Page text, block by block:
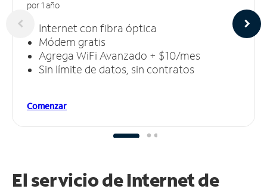
por 1 año
Internet con fibra óptica
Módem gratis
Agrega WiFi Avanzado + $10/mes
Sin límite de datos, sin contratos
Comenzar
El servicio de Internet de